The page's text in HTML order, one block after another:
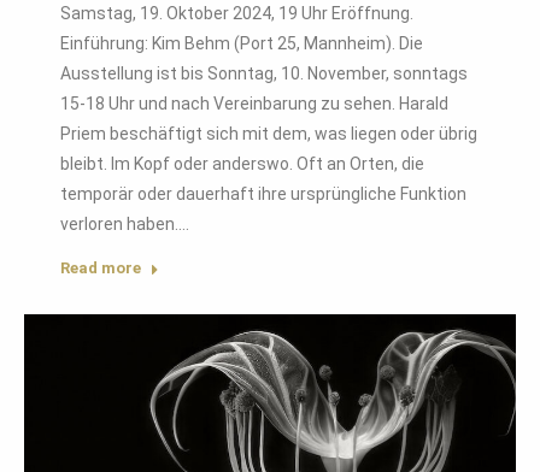
Samstag, 19. Oktober 2024, 19 Uhr Eröffnung.
Einführung: Kim Behm (Port 25, Mannheim). Die
Ausstellung ist bis Sonntag, 10. November, sonntags
15-18 Uhr und nach Vereinbarung zu sehen. Harald
Priem beschäftigt sich mit dem, was liegen oder übrig
bleibt. Im Kopf oder anderswo. Oft an Orten, die
temporär oder dauerhaft ihre ursprüngliche Funktion
verloren haben.…
Read more